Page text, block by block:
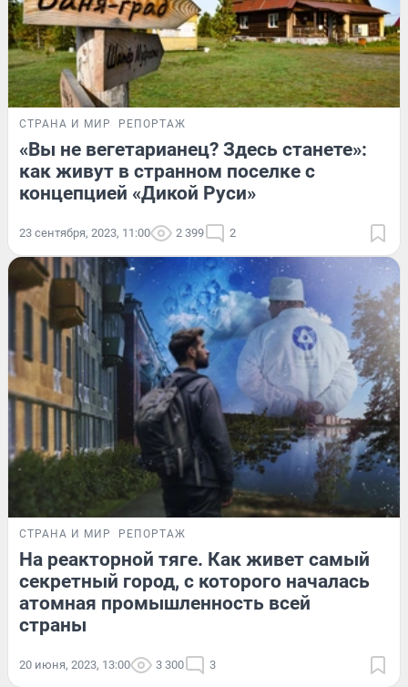
СТРАНА И МИР РЕПОРТАЖ
«Вы не вегетарианец? Здесь станете»:
как живут в странном поселке с
концепцией «Дикой Руси»
23 сентября, 2023, 11:00 2 399 2
СТРАНА И МИР РЕПОРТАЖ
На реакторной тяге. Как живет самый
секретный город, с которого началась
атомная промышленность всей
страны
20 июня, 2023, 13:00 3 300 3